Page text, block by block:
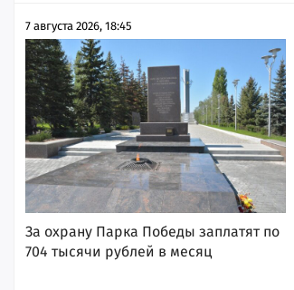
7 августа 2026, 18:45
За охрану Парка Победы заплатят по
704 тысячи рублей в месяц